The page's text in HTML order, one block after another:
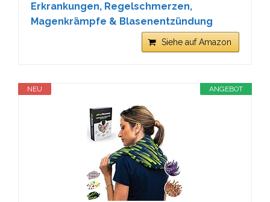
Erkrankungen, Regelschmerzen,
Magenkrämpfe & Blasenentzündung
Siehe auf Amazon
ANGEBOT
NEU